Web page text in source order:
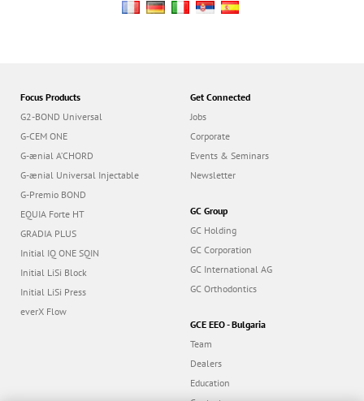
Focus Products
G2-BOND Universal
G-CEM ONE
G-ænial A’CHORD
G-ænial Universal Injectable
G-Premio BOND
EQUIA Forte HT
GRADIA PLUS
Initial IQ ONE SQIN
Initial LiSi Block
Initial LiSi Press
everX Flow
Get Connected
Jobs
Corporate
Events & Seminars
Newsletter
GC Group
GC Holding
GC Corporation
GC International AG
GC Orthodontics
GCE EEO - Bulgaria
Team
Dealers
Education